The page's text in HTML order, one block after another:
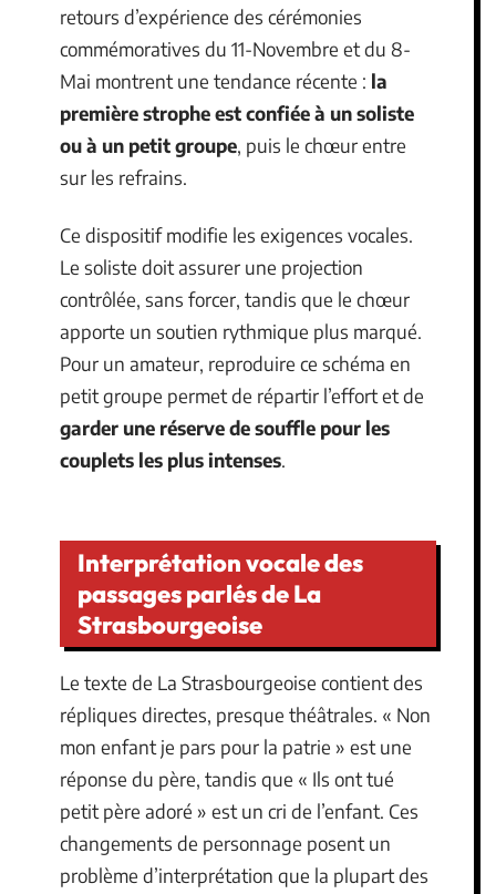
retours d’expérience des cérémonies
commémoratives du 11-Novembre et du 8-
Mai montrent une tendance récente : la
première strophe est confiée à un soliste
ou à un petit groupe, puis le chœur entre
sur les refrains.
Ce dispositif modifie les exigences vocales.
Le soliste doit assurer une projection
contrôlée, sans forcer, tandis que le chœur
apporte un soutien rythmique plus marqué.
Pour un amateur, reproduire ce schéma en
petit groupe permet de répartir l’effort et de
garder une réserve de souffle pour les
couplets les plus intenses.
Interprétation vocale des
passages parlés de La
Strasbourgeoise
Le texte de La Strasbourgeoise contient des
répliques directes, presque théâtrales. « Non
mon enfant je pars pour la patrie » est une
réponse du père, tandis que « Ils ont tué
petit père adoré » est un cri de l’enfant. Ces
changements de personnage posent un
problème d’interprétation que la plupart des